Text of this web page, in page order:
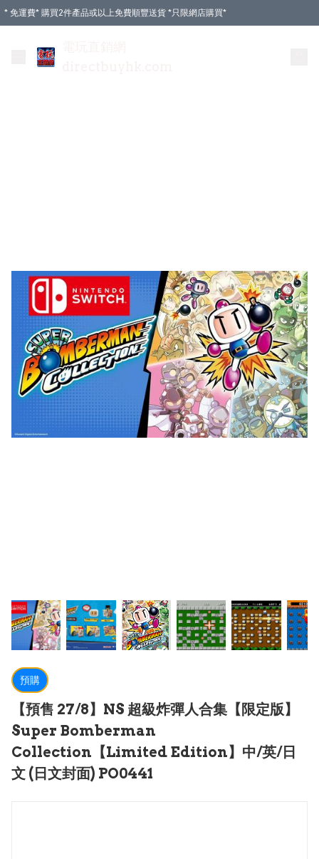
* 免運費* 購買2件產品或以上免費順豐送貨 *只限網店購買*
預購
【預售 27/8】NS 超級炸彈人合集【限定版】
Super Bomberman
Collection【Limited Edition】中/英/日
文 (日文封面) PO0441